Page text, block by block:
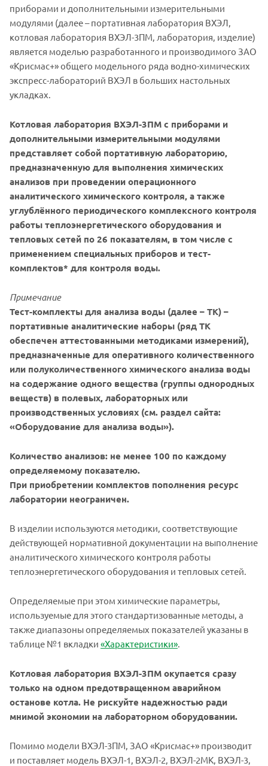
приборами и дополнительными измерительными
модулями (далее – портативная лаборатория ВХЭЛ,
котловая лаборатория ВХЭЛ-3ПМ, лаборатория, изделие)
является моделью разработанного и производимого ЗАО
«Крисмас+» общего модельного ряда водно-химических
экспресс-лабораторий ВХЭЛ в больших настольных
укладках.
Котловая лаборатория ВХЭЛ-3ПМ с приборами и
дополнительными измерительными модулями
представляет собой портативную лабораторию,
предназначенную для выполнения химических
анализов при проведении операционного
аналитического химического контроля, а также
углублённого периодического комплексного контроля
работы теплоэнергетического оборудования и
тепловых сетей по 26 показателям, в том числе с
применением специальных приборов и тест-
комплектов* для контроля воды.
Примечание
Тест-комплекты для анализа воды (далее – ТК) –
портативные аналитические наборы (ряд ТК
обеспечен аттестованными методиками измерений),
предназначенные для оперативного количественного
или полуколичественного химического анализа воды
на содержание одного вещества (группы однородных
веществ) в полевых, лабораторных или
производственных условиях (см. раздел сайта:
«Оборудование для анализа воды»).
Количество анализов: не менее 100 по каждому
определяемому показателю.
При приобретении комплектов пополнения ресурс
лаборатории неограничен.
В изделии используются методики, соответствующие
действующей нормативной документации на выполнение
аналитического химического контроля работы
теплоэнергетического оборудования и тепловых сетей.
Определяемые при этом химические параметры,
используемые для этого стандартизованные методы, а
также диапазоны определяемых показателей указаны в
таблице №1 вкладки «Характеристики».
Котловая лаборатория ВХЭЛ-3ПМ окупается сразу
только на одном предотвращенном аварийном
останове котла. Не рискуйте надежностью ради
мнимой экономии на лабораторном оборудовании.
Помимо модели ВХЭЛ-3ПМ, ЗАО «Крисмас+» производит
и поставляет модель ВХЭЛ-1, ВХЭЛ-2, ВХЭЛ-2МК, ВХЭЛ-3,